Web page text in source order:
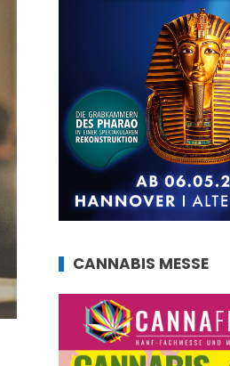
CANNABIS MESSE